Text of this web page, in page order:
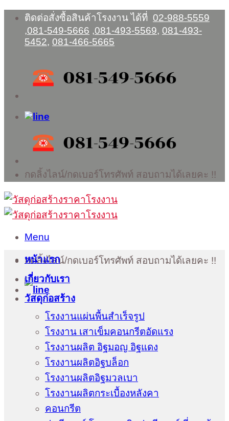
Skip
content
ติดต่อสั่งซื้อสินค้าโรงงาน ได้ที่ 02-988-5559
,081-549-5666 ,081-493-5569, 081-493-
5452, 081-466-5665
กดลิ้งไลน์/กดเบอร์โทรศัพท์ สอบถามได้เลยคะ !!
Menu
กดลิ้งไลน์/กดเบอร์โทรศัพท์ สอบถามได้เลยคะ !!
หน้าแรก
เกี่ยวกับเรา
วัสดุก่อสร้าง
โรงงานแผ่นพื้นสำเร็จรูป
โรงงาน เสาเข็มคอนกรีตอัดแรง
โรงงานผลิต อิฐมอญ อิฐแดง
โรงงานผลิตอิฐบล็อก
โรงงานผลิตอิฐมวลเบา
โรงงานผลิตกระเบื้องหลังคา
คอนกรีต